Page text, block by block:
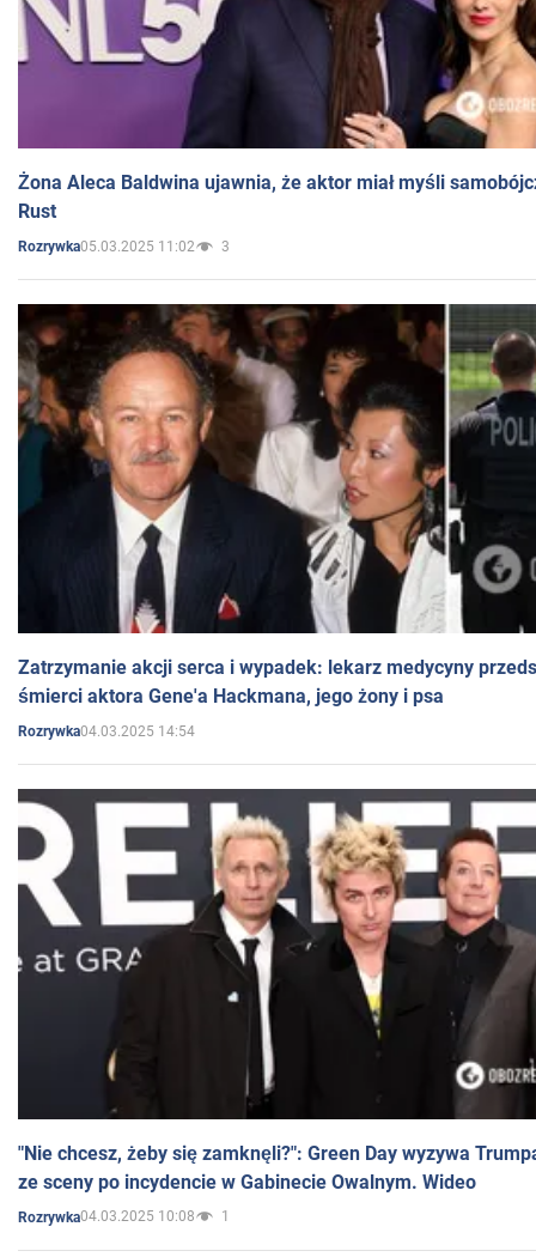
Żona Aleca Baldwina ujawnia, że aktor miał myśli
Rust
Rozrywka05.03.2025 11:02 3
Zatrzymanie akcji serca i wypadek: lekarz medycyny
śmierci aktora Gene'a Hackmana, jego żony i psa
Rozrywka04.03.2025 14:54
"Nie chcesz, żeby się zamknęli?": Green Day wyzywa
ze sceny po incydencie w Gabinecie Owalnym. Wideo
Rozrywka04.03.2025 10:08 1